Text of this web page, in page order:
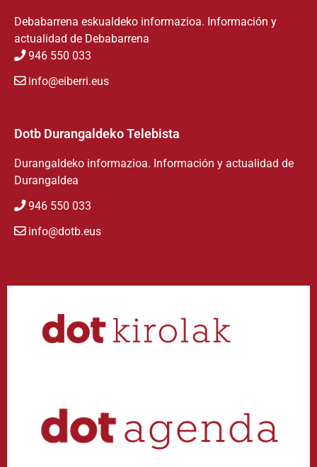
Debabarrena eskualdeko informazioa. Información y
actualidad de Debabarrena
946 550 033
info@eiberri.eus
Dotb Durangaldeko Telebista
Durangaldeko informazioa. Información y actualidad de
Durangaldea
946 550 033
info@dotb.eus